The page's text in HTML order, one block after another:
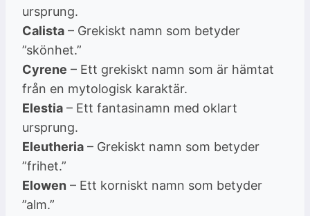
ursprung.
Calista – Grekiskt namn som betyder
”skönhet.”
Cyrene – Ett grekiskt namn som är hämtat
från en mytologisk karaktär.
Elestia – Ett fantasinamn med oklart
ursprung.
Eleutheria – Grekiskt namn som betyder
”frihet.”
Elowen – Ett korniskt namn som betyder
”alm.”